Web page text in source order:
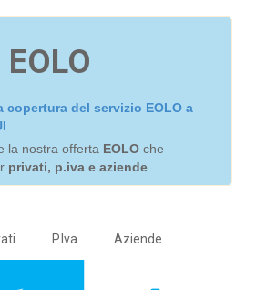
copertura del servizio EOLO a
la nostra offerta EOLO che
privati, p.iva e aziende
P.Iva Aziende